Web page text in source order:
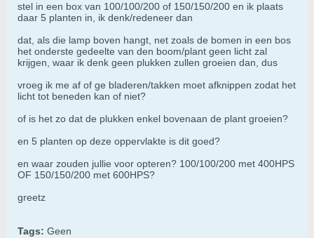
stel in een box van 100/100/200 of 150/150/200 en ik plaats
daar 5 planten in, ik denk/redeneer dan
dat, als die lamp boven hangt, net zoals de bomen in een bos
het onderste gedeelte van den boom/plant geen licht zal
krijgen, waar ik denk geen plukken zullen groeien dan, dus
vroeg ik me af of ge bladeren/takken moet afknippen zodat het
licht tot beneden kan of niet?
of is het zo dat de plukken enkel bovenaan de plant groeien?
en 5 planten op deze oppervlakte is dit goed?
en waar zouden jullie voor opteren? 100/100/200 met 400HPS
OF 150/150/200 met 600HPS?
greetz
Tags: Geen